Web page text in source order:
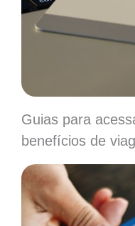
Guias para
benefícios de